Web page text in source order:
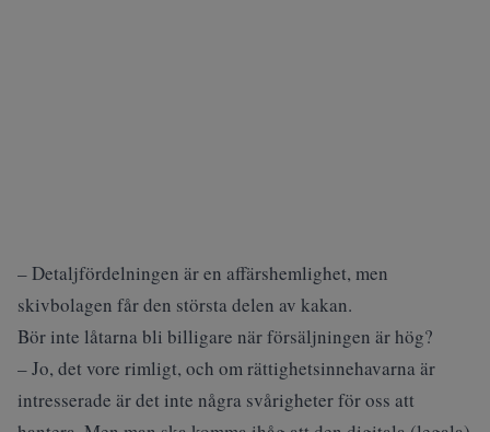
– Detaljfördelningen är en affärshemlighet, men
skivbolagen får den största delen av kakan.
Bör inte låtarna bli billigare när försäljningen är hög?
– Jo, det vore rimligt, och om rättighetsinnehavarna är
intresserade är det inte några svårigheter för oss att